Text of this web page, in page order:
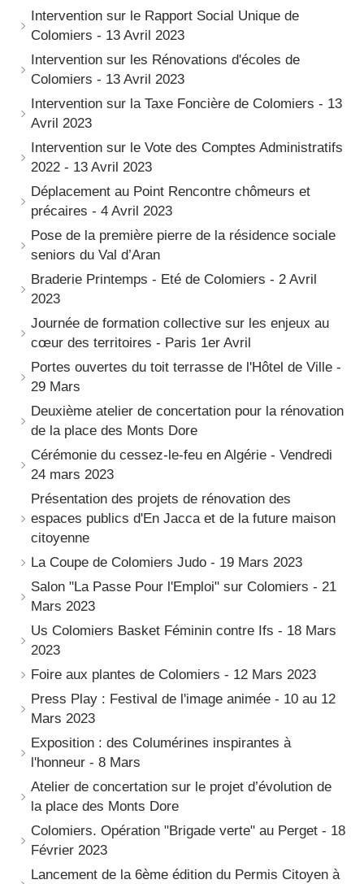
Intervention sur le Rapport Social Unique de
Colomiers - 13 Avril 2023
Intervention sur les Rénovations d'écoles de
Colomiers - 13 Avril 2023
Intervention sur la Taxe Foncière de Colomiers - 13
Avril 2023
Intervention sur le Vote des Comptes Administratifs
2022 - 13 Avril 2023
Déplacement au Point Rencontre chômeurs et
précaires - 4 Avril 2023
Pose de la première pierre de la résidence sociale
seniors du Val d’Aran
Braderie Printemps - Eté de Colomiers - 2 Avril
2023
Journée de formation collective sur les enjeux au
cœur des territoires - Paris 1er Avril
Portes ouvertes du toit terrasse de l'Hôtel de Ville -
29 Mars
Deuxième atelier de concertation pour la rénovation
de la place des Monts Dore
Cérémonie du cessez-le-feu en Algérie - Vendredi
24 mars 2023
Présentation des projets de rénovation des
espaces publics d'En Jacca et de la future maison
citoyenne
La Coupe de Colomiers Judo - 19 Mars 2023
Salon "La Passe Pour l'Emploi" sur Colomiers - 21
Mars 2023
Us Colomiers Basket Féminin contre Ifs - 18 Mars
2023
Foire aux plantes de Colomiers - 12 Mars 2023
Press Play : Festival de l'image animée - 10 au 12
Mars 2023
Exposition : des Columérines inspirantes à
l'honneur - 8 Mars
Atelier de concertation sur le projet d’évolution de
la place des Monts Dore
Colomiers. Opération "Brigade verte" au Perget - 18
Février 2023
Lancement de la 6ème édition du Permis Citoyen à